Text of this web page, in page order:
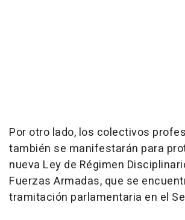
Por otro lado, los colectivos
también se manifestarán para
nueva Ley de Régimen
Fuerzas Armadas, que se
tramitación parlamentaria en el